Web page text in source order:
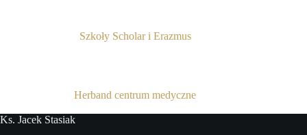
Szkoły Scholar i Erazmus
Herband centrum medyczne
Ks. Jacek Stasiak